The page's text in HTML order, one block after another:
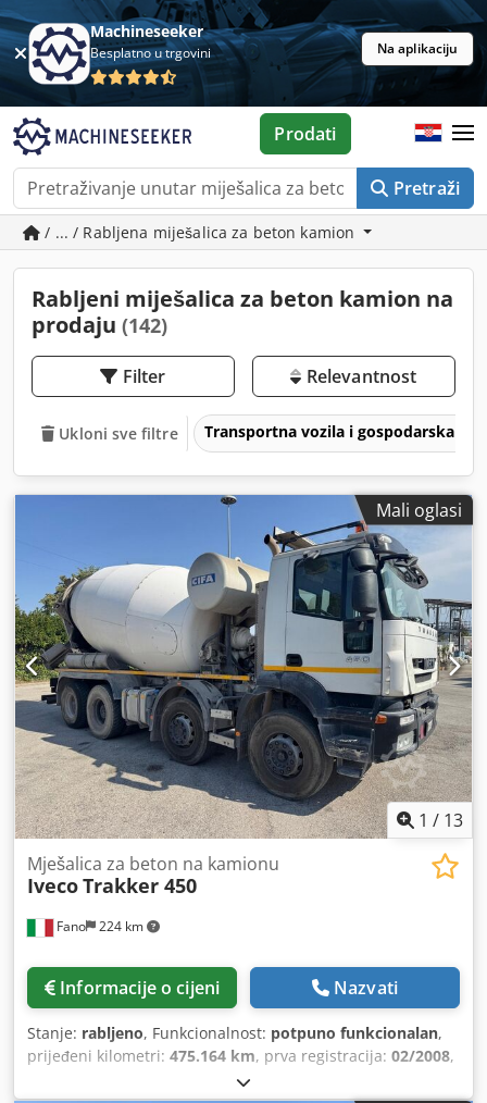
Machineseeker
Besplatno u trgovini Na aplikaciju
Pretraži
Prodati
/ ... / Rabljena miješalica za beton kamion
Rabljeni miješalica za beton kamion na
prodaju (142)
Filter Relevantnost
Ukloni sve filtre Transportna vozila i gospodarska
Mali oglasi
1 / 13
Fano 224 km
Mješalica za beton na kamionu
IvecoTrakker 450
Informacije o cijeni Nazvati
Stanje: rabljeno, Funkcionalnost: potpuno funkcionalan,
prijeđeni kilometri: 475.164 km, prva registracija: 02/2008,
, Godina proizvodnje: